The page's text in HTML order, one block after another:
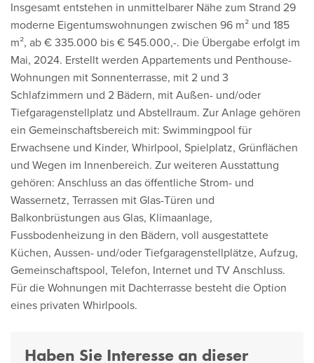
Insgesamt entstehen in unmittelbarer Nähe zum Strand 29
moderne Eigentumswohnungen zwischen 96 m² und 185
m², ab € 335.000 bis € 545.000,-. Die Übergabe erfolgt im
Mai, 2024. Erstellt werden Appartements und Penthouse-
Wohnungen mit Sonnenterrasse, mit 2 und 3
Schlafzimmern und 2 Bädern, mit Außen- und/oder
Tiefgaragenstellplatz und Abstellraum. Zur Anlage gehören
ein Gemeinschaftsbereich mit: Swimmingpool für
Erwachsene und Kinder, Whirlpool, Spielplatz, Grünflächen
und Wegen im Innenbereich. Zur weiteren Ausstattung
gehören: Anschluss an das öffentliche Strom- und
Wassernetz, Terrassen mit Glas-Türen und
Balkonbrüstungen aus Glas, Klimaanlage,
Fussbodenheizung in den Bädern, voll ausgestattete
Küchen, Aussen- und/oder Tiefgaragenstellplätze, Aufzug,
Gemeinschaftspool, Telefon, Internet und TV Anschluss.
Für die Wohnungen mit Dachterrasse besteht die Option
eines privaten Whirlpools.
Haben Sie Interesse an dieser